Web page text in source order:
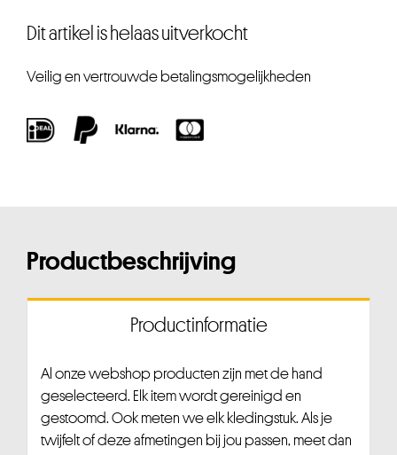
Dit artikel is helaas uitverkocht
Veilig en vertrouwde betalingsmogelijkheden
Productbeschrijving
Productinformatie
Al onze webshop producten zijn met de hand
geselecteerd. Elk item wordt gereinigd en
gestoomd. Ook meten we elk kledingstuk. Als je
twijfelt of deze afmetingen bij jou passen, meet dan